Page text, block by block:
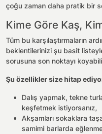
çoğu zaman daha pratik bir
Kime Göre Kaş,
Tüm bu karşılaştırmaların
beklentilerinizi şu basit
sorusuna son noktayı
Şu özellikler size hitap
Dalış yapmak, tekne
keşfetmek istiyorsanız,
Akşamları sokaklara
samimi barlarda